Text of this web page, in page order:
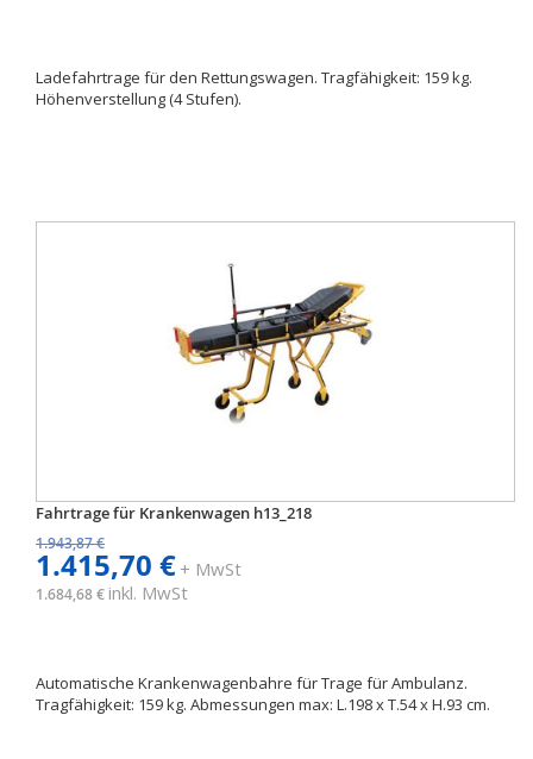
Ladefahrtrage für den Rettungswagen. Tragfähigkeit: 159 kg.
Höhenverstellung (4 Stufen).
Fahrtrage für Krankenwagen h13_218
1.943,87 €
1.415,70 €+ MwSt
1.684,68 € inkl. MwSt
Automatische Krankenwagenbahre für Trage für Ambulanz.
Tragfähigkeit: 159 kg. Abmessungen max: L.198 x T.54 x H.93 cm.